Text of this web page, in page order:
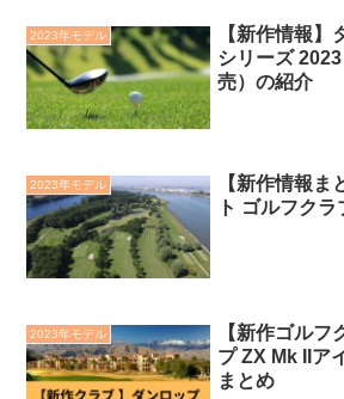
2023年モデル
【新作情報
シリーズ
売）の紹介
2023年モデル
【新作情報ま
ト ゴルフク
2023年モデル
【新作ゴルフ
プ ZX Mk IIア
まとめ